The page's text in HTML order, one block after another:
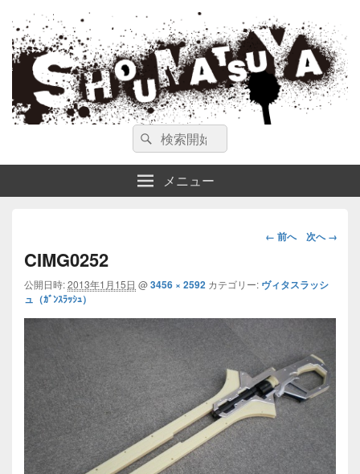
ガンスミス 庄松屋
庄松屋は様々なガンスミスを 製作途中や動画を交えて公開しています。
検
索
対
象:
検
索
メニュー
画
ビ
ー
シ
ョ
ン
← 前へ 次へ →
CIMG0252
公開日時:2013年1月15日 @3456 × 2592 カテゴリー: ヴィタスラッシ
ュ（ｶﾞﾝｽﾗｯｼｭ）